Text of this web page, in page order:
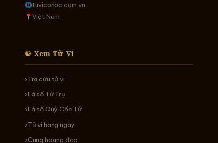
tuvicohoc.com.vn
Việt Nam
☯ Xem Tử Vi
Tra cứu tử vi
Lá số Tứ Trụ
Lá số Quỷ Cốc Tử
Tử vi hàng ngày
Cung hoàng đạo